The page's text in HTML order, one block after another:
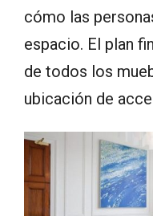
cómo las
espacio. El plan
de todos los
ubicación de